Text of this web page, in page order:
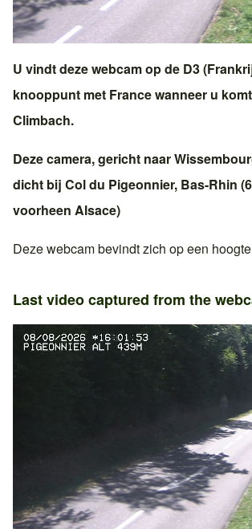
U vindt deze webcam op de D3
knooppunt met Francewanneer u
Climbach.
Deze camera, gericht naar
dicht bij Col du Pigeonnier, Bas-Rhin
voorheen Alsace)
Deze webcam bevindt zich op een
Last video captured from the